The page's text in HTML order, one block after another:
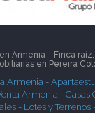
Armenia - Finca
en Pereira
Armenia -
Armenia - Casas
- Lotes y Terrenos